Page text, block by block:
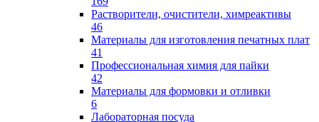
Растворители, очистители, химреактивы
46
Материалы для изготовления печатных плат
41
Профессиональная химия для пайки
42
Материалы для формовки и отливки
6
Лабораторная посуда